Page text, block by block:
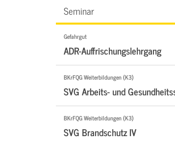
Seminar
Gefahrgut
ADR-Auffrischungslehrgang
BKrFQG Weiterbildungen (K3)
SVG Arbeits- und
BKrFQG Weiterbildungen (K3)
SVG Brandschutz IV